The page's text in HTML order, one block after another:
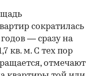
сократилась
— сразу на
кв. м. С тех пор
отмечают